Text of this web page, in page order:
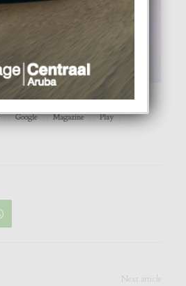
DIGITAL
Eltienne Yarzagaray
Google Magazine
Play
Next article